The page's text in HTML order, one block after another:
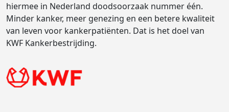
hiermee in Nederland doodsoorzaak nummer één.
Minder kanker, meer genezing en een betere kwaliteit
van leven voor kankerpatiënten. Dat is het doel van
KWF Kankerbestrijding.